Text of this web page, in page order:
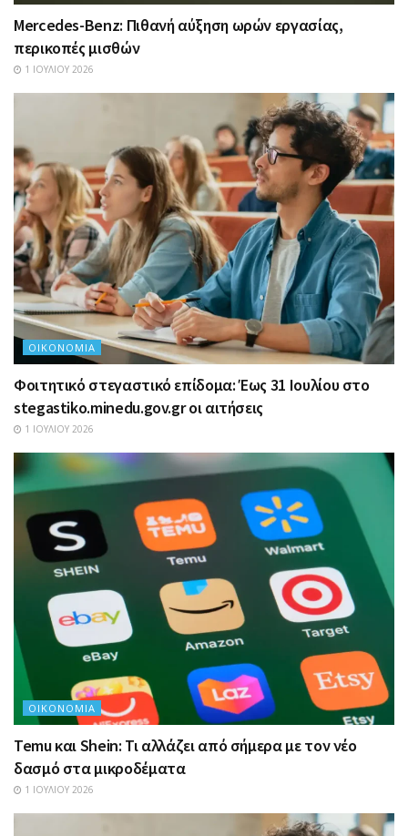
Mercedes-Benz: Πιθανή αύξηση ωρών εργασίας,
περικοπές μισθών
1 ΙΟΥΛΊΟΥ 2026
ΟΙΚΟΝΟΜΊΑ
Φοιτητικό στεγαστικό επίδομα: Έως 31 Ιουλίου στο
stegastiko.minedu.gov.gr οι αιτήσεις
1 ΙΟΥΛΊΟΥ 2026
ΟΙΚΟΝΟΜΊΑ
Temu και Shein: Τι αλλάζει από σήμερα με τον νέο
δασμό στα μικροδέματα
1 ΙΟΥΛΊΟΥ 2026